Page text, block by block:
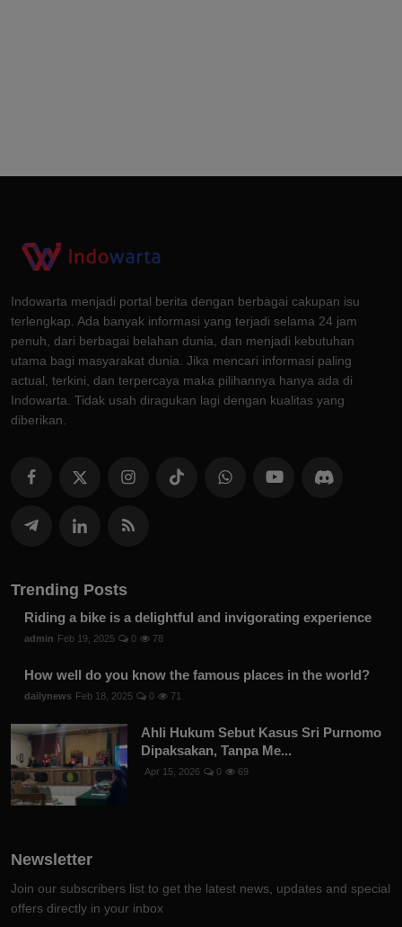
Indowarta menjadi portal berita dengan berbagai cakupan isu
terlengkap. Ada banyak informasi yang terjadi selama 24 jam
penuh, dari berbagai belahan dunia, dan menjadi kebutuhan
utama bagi masyarakat dunia. Jika mencari informasi paling
actual, terkini, dan terpercaya maka pilihannya hanya ada di
Indowarta. Tidak usah diragukan lagi dengan kualitas yang
diberikan.
Trending Posts
Riding a bike is a delightful and invigorating experience
admin Feb 19, 2025 0 78
How well do you know the famous places in the world?
dailynews Feb 18, 2025 0 71
Ahli Hukum Sebut Kasus Sri Purnomo
Dipaksakan, Tanpa Me...
Apr 15, 2026 0 69
Newsletter
Join our subscribers list to get the latest news, updates and special
offers directly in your inbox